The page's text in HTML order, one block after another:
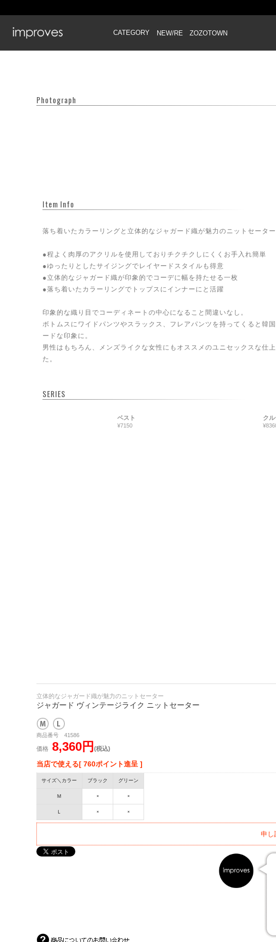
CATEGORY NEW/RE ZOZOTOWN
Photograph
Item Info
落ち着いたカラーリングと立体的なジャガード織が魅力のニットセーター
●程よく肉厚のアクリルを使用しておりチクチクしにくくお手入れ簡単
●ゆったりとしたサイジングでレイヤードスタイルも得意
●立体的なジャガード織が印象的でコーデに幅を持たせる一枚
●落ち着いたカラーリングでトップスにインナーにと活躍
印象的な織り目でコーディネートの中心になること間違いなし。
ボトムスにワイドパンツやスラックス、フレアパンツを持ってくると韓
ードな印象に。
男性はもちろん、メンズライクな女性にもオススメのユニセックスな仕
た。
SERIES
ベスト
¥7150
ク
立体的なジャガード織が魅力のニットセーター
ジャガード ヴィンテージライク ニットセーター
商品番号 41586
価格 8,360円 (税込)
当店で使える[ 760ポイント進呈 ]
サイズ＼カラー ブラック グリーン
Ｍ × ×
Ｌ × ×
申し